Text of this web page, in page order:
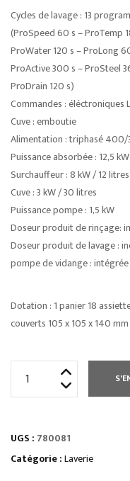
Cycles de lavage : 13
(ProSpeed 60 s – ProTemp
ProWater 120 s – ProLong
ProActive 300 s – ProSteel
ProDrain 120 s)
Commandes : éléctroniques
Cuve : emboutie
Alimentation : triphasé
Puissance absorbée : 12,5 kW
Surchauffeur : 8 kW / 12 litres
Cuve : 3 kW / 30 litres
Puissance pompe : 1,5 kW
Doseur produit de rinçage:
Doseur produit de lavage :
pompe de vidange : intégrée
Dotation : 1 panier 18
couverts 105 x 105 x 140 mm
UGS : 780081
Catégorie :Laverie